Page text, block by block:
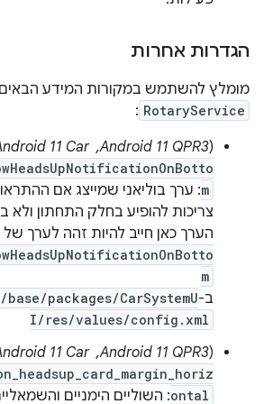
הגדרות אחרות
מומלץ להשתמש במקורות המידע
RotaryService
:
‫(
Android 11 QPR3, ‏ Android 11 Car,‏ Android 12
m: ערך בוליאני שמייצג אם
צריכות להופיע בחלק התחתון ולא
הערך כאן חייב להיות זהה לערך
m
ב-base/packages/CarSystemU
I/res/values/config.xml
‫(
Android 11 QPR3, ‏ Android 11 Car,‏ Android 12
ontal: השוליים הימניים